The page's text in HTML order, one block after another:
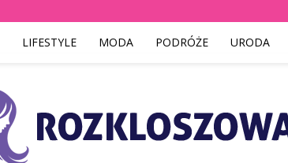
LIFESTYLE MODA PODRÓŻE URODA